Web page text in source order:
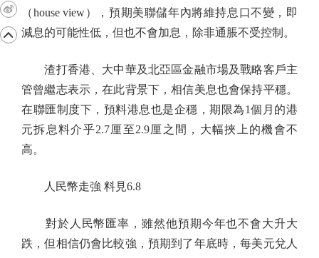
（house view），預期美聯儲年內將維持息口不變，即
減息的可能性低，但也不會加息，除非通脹不受控制。
渣打香港、大中華及北亞區金融市場及戰略客戶主
管曾繼志表示，在此背景下，相信美息也會保持平穩。
在聯匯制度下，預料港息也是企穩，期限為1個月的港
元拆息料介乎2.7厘至2.9厘之間，大幅挾上的機會不
高。
人民幣走強 料見6.8
對於人民幣匯率，雖然他預期今年也不會大升大
跌，但相信仍會比較強，預期到了年底時，每美元兌人